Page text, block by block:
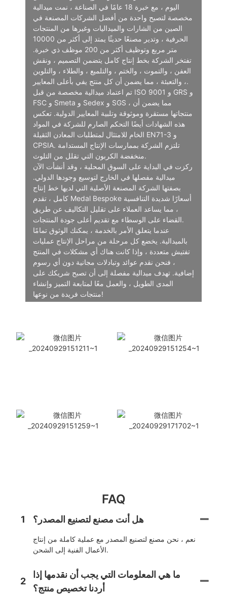
اليوم ، مع خبرة 18 عامًا في الصناعة ، نمت ميدالية
مخصصة لتصبح واحدة من أفضل الشركات المصنعة في
الصين من الشارات والميداليات وغيرها من المنتجات
الحرفية ، وتدير مصنعًا حديثًا يمتد إلى أكثر من 10000
متر مربع وتوظيف أكثر من 200 موظف ذي خبرة.
تفتخر الشركة بخط إنتاج كامل يتضمن التصميم ، ونقش
العفن ، والتموت ، والختم ، والتلميع ، والطلاء ، والتلوين
، والتعبئة ، مما يضمن أن كل منتج يفي بأعلى المعايير.
تم اعتماد ميدالية مخصصة من قبل ISO 9001 و GRS و
FSC و Smeta و Sedex و SGS ، مما يضمن أن
منتجاتها مستقرة وموثوقة وتلبية المعايير الدولية. تعكس
هذه الشهادات أيضًا التحكم الصارم للشركة في المواد
الخام للامتثال لمتطلبات المعادن الثقيلة EN71-3 و
CPSIA. تلتزم الشركة بممارسات الإنتاج المستدامة
منخفضة الكربون التي تقلل من التلوث.
ركزت في البداية على السوق المحلية ، وقد أنشأت الآن
ميدالية مفصلها في الخارج لتوسيع وجودها الدولي.
بصفتها الشركة المصنعة الأصلية التي لديها خط إنتاج
كامل ، تقدم Medal Bespoke أسعارًا شديدة التنافسية
، مما يساعد العملاء على تقليل التكاليف عن طريق
القضاء على الوسطاء مع تقديم أعلى جودة المنتجات.
عندما يتعلق الأمر بالخدمة ، يمكنك الوثوق تمامًا
بالميدالية. يخضع كل مرحلة من مراحل الإنتاج عمليات
تفتيش متعددة ، وإذا كانت هناك أي مشكلات في المنتج
، فنحن نقدم عوائد وتبادلات مجانية دون أي رسوم
إضافية. تهدف ميدالية مفصلة إلى أن تصبح شريكك على
المدى الطويل ، والعمل معًا لمتابعة التميز وإنشاء
منتجات فريدة من نوعها!
FAQ
1 هل أنت مصنع لتصنيع المصدر؟
نعم ، نحن مصنع لتصنيع المصدر مع عملية كاملة من إنتاج
الأعمال الفنية إلى الشحن.
2
ما هي المعلومات التي يجب أن نقدمها إذا
أردنا تخصيص منتج؟